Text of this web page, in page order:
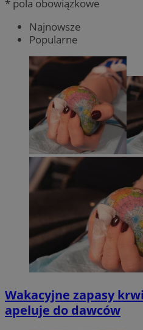
* pola obowiązkowe
Najnowsze
Popularne
Wakacyjne zapasy
apeluje do dawców